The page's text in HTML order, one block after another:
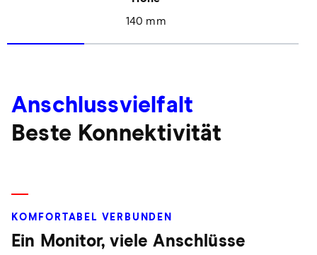
140 mm
Anschlussvielfalt
Beste Konnektivität
KOMFORTABEL VERBUNDEN
Ein Monitor, viele Anschlüsse